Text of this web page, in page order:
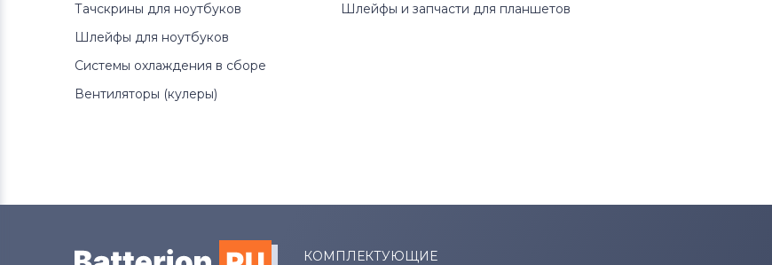
Тачскрины для ноутбуков
Шлейфы для ноутбуков
Системы охлаждения в сборе
Вентиляторы (кулеры)
Шлейфы и запчасти для планшетов
КОМПЛЕКТУЮЩИЕ